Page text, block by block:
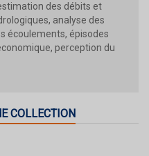
des débits et
analyse des
écoulements, épisodes
perception du
COLLECTION